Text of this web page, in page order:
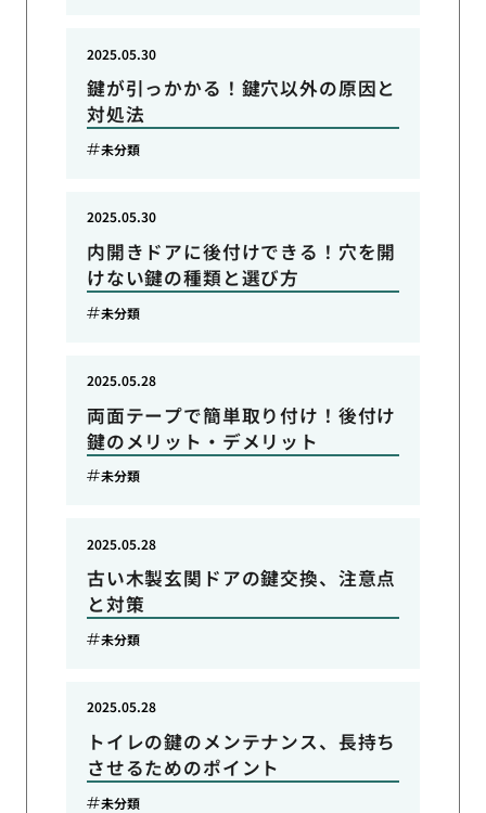
鍵が引っかかる！鍵穴以外の原因と
対処法
2025.05.30
未分類
内開きドアに後付けできる！穴を開
けない鍵の種類と選び方
2025.05.30
未分類
両面テープで簡単取り付け！後付け
鍵のメリット・デメリット
2025.05.28
未分類
古い木製玄関ドアの鍵交換、注意点
と対策
2025.05.28
未分類
トイレの鍵のメンテナンス、長持ち
させるためのポイント
2025.05.28
未分類